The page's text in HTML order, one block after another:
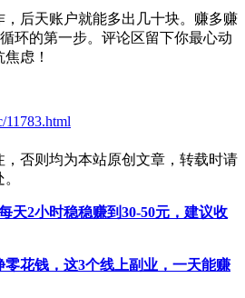
后天账户就能多出几十块。赚多赚
环的第一步。评论区留下你最心动
虑！
11783.html
，否则均为本站原创文章，转载时请
天2小时稳稳赚到30-50元，建议收
零花钱，这3个线上副业，一天能赚